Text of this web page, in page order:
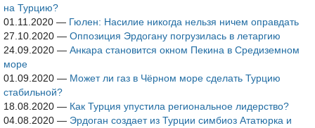
на Турцию?
01.11.2020 — Гюлен: Насилие никогда нельзя ничем оправдать
27.10.2020 — Оппозиция Эрдогану погрузилась в летаргию
24.09.2020 — Анкара становится окном Пекина в Средиземном
море
01.09.2020 — Может ли газ в Чёрном море сделать Турцию
стабильной?
18.08.2020 — Как Турция упустила региональное лидерство?
04.08.2020 — Эрдоган создает из Турции симбиоз Ататюрка и